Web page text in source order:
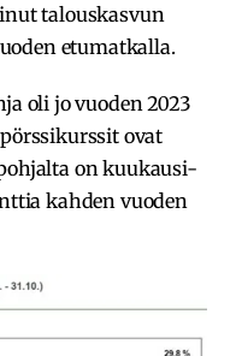
talouskasvun
etumatkalla.
oli jo vuoden 2023
ovat
on kuukausi-
kahden vuoden